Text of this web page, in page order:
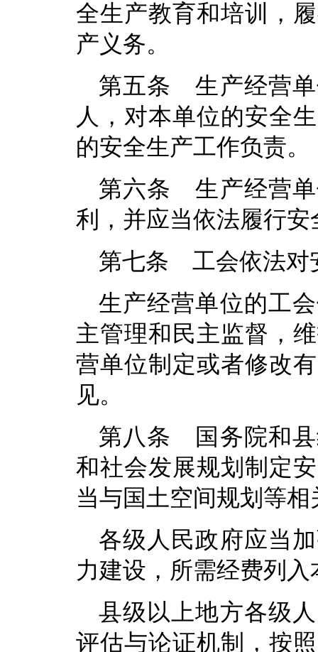
全生产教育和培训，
产义务。
第五条 生产经营单
人，对本单位的安全
的安全生产工作负责。
第六条 生产经营单
利，并应当依法履行
第七条 工会依法对
生产经营单位的工
主管理和民主监督，
营单位制定或者修改
见。
第八条 国务院和县
和社会发展规划制定
当与国土空间规划等
各级人民政府应当
力建设，所需经费列入
县级以上地方各级
评估与论证机制，按